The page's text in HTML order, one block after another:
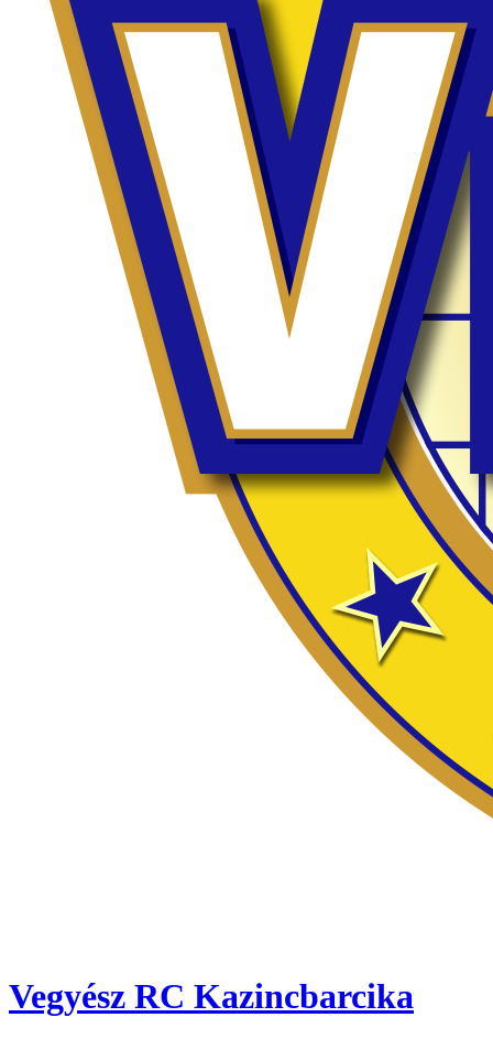
Vegyész RC Kazincbarcika